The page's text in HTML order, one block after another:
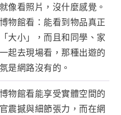
像看照片，沒什麼感覺。
物館看：能看到物品真正
大小」，而且和同學、家
起去現場看，那種出遊的
是網路沒有的。
物館看能享受實體空間的
震撼與細節張力，而在網